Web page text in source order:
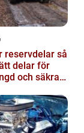
så
delar för
och säkra